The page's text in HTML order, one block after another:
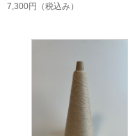
7,300円 （税込み）